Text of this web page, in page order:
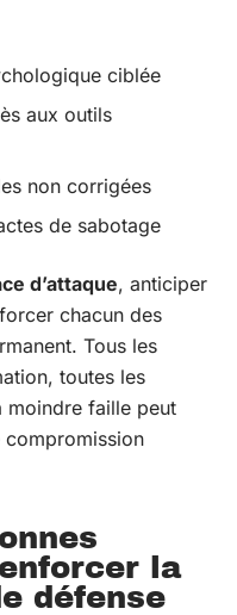
ciblée
aux outils
non corrigées
de sabotage
d’attaque, anticiper
chacun des
Tous les
toutes les
moindre faille peut
compromission
la
défense